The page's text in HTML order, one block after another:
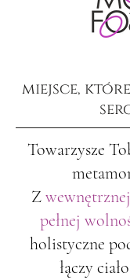
miejsce,
Towarzysze
Zwewnętrznej
pełnej
holistyczne
łączy